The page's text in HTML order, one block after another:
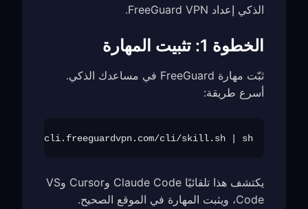
الذكي إعداد FreeGuard VPN.
الخطوة 1: تثبيت المهارة
ثبّت مهارة FreeGuard في مساعدك الذكي.
أسرع طريقة:
cli/skill.sh | sh
يكتشف هذا تلقائيًا Claude Code وCursor وVS
Code، ويثبت المهارة في الموقع الصحيح.